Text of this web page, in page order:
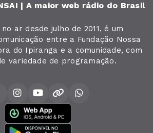
| A maior web rádio do Brasil
ar desde julho de 2011, é um
entre a Fundação Nossa
do Ipiranga e a comunidade, com
variedade de programação.